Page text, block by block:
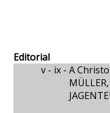
Editorial
v - ix - A